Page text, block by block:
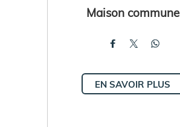
Maison commune
EN SAVOIR PLUS